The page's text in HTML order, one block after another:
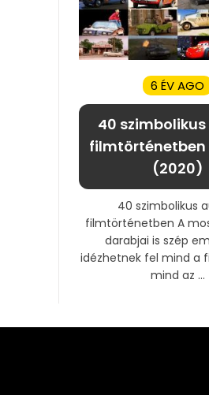
6 ÉV AGO
40
filmtörténetben
(2020)
40 szimbolikus
filmtörténetben A
darabjai is szép
idézhetnek fel mind a
mind az ...